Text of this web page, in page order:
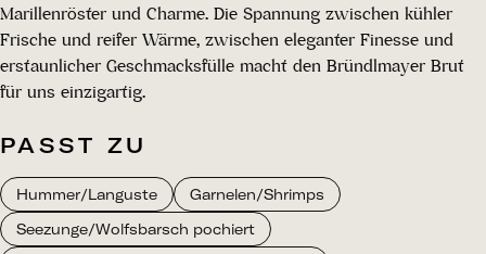
Marillenröster und Charme. Die Spannung zwischen kühler
Frische und reifer Wärme, zwischen eleganter Finesse und
erstaunlicher Geschmacksfülle macht den Bründlmayer Brut
für uns einzigartig.
PASST ZU
Hummer/Languste
Garnelen/Shrimps
Seezunge/Wolfsbarsch pochiert